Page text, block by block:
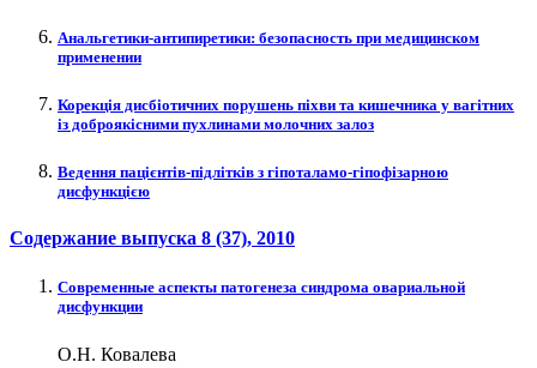
Анальгетики-антипиретики: безопасность при медицинском
применении
Корекція дисбіотичних порушень піхви та кишечника у вагітних
із доброякісними пухлинами молочних залоз
Ведення пацієнтів-підлітків з гіпоталамо-гіпофізарною
дисфункцією
Содержание выпуска 8 (37), 2010
Современные аспекты патогенеза синдрома овариальной
дисфункции
О.Н. Ковалева